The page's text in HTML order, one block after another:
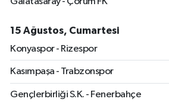
15 Ağustos, Cumartesi
Konyaspor - Rizespor
Kasımpaşa - Trabzonspor
Gençlerbirliği S.K. - Fenerbahçe